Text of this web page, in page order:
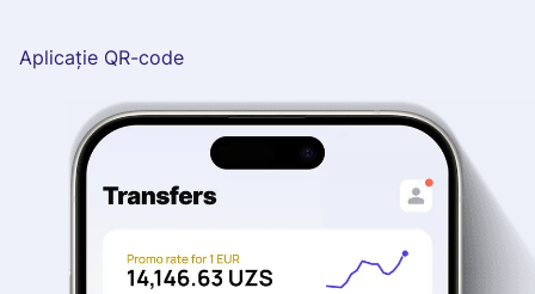
Aplicație QR-code